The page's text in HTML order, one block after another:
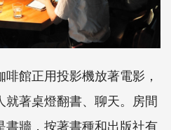
館正用投影機放著電影，
著桌燈翻書、聊天。房間
牆，按著書種和出版社有